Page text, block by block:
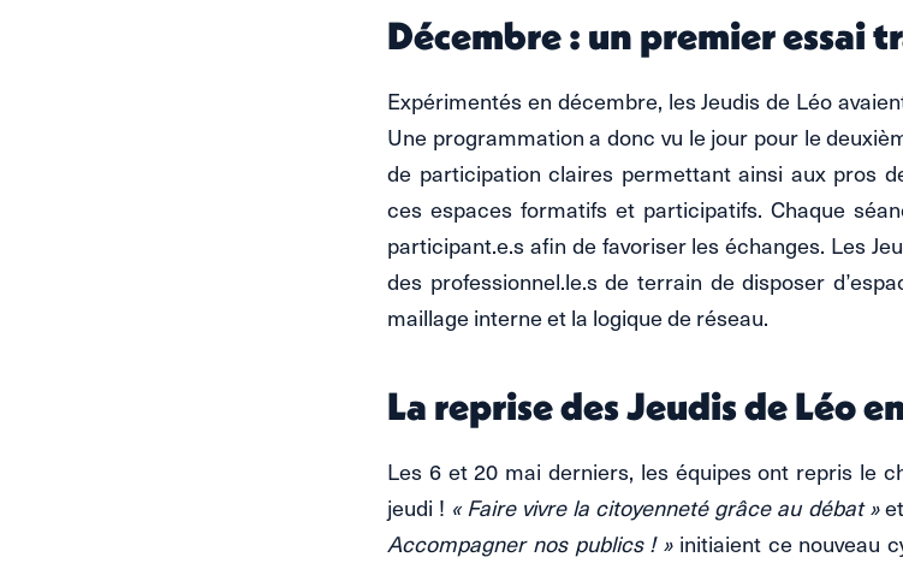
Décembre : un premier essai
Expérimentés en décembre, les Jeudis de Léo
Une programmation a donc vu le jour pour le
de participation claires permettant ainsi aux pros
ces espaces formatifs et participatifs. Chaque
participant.e.s afin de favoriser les échanges. Les
des professionnel.le.s de terrain de disposer
maillage interne et la logique de réseau.
La reprise des Jeudis de Léo
Les 6 et 20 mai derniers, les équipes ont repris le
jeudi ! « Faire vivre la citoyenneté grâce au débat »et
Accompagner nos publics ! »initiaient ce nouveau